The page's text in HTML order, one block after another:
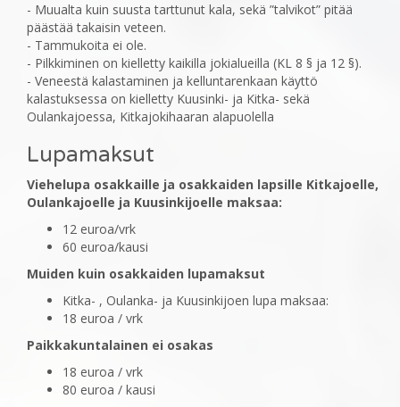
- Muualta kuin suusta tarttunut kala, sekä ”talvikot” pitää
päästää takaisin veteen.
- Tammukoita ei ole.
- Pilkkiminen on kielletty kaikilla jokialueilla (KL 8 § ja 12 §).
- Veneestä kalastaminen ja kelluntarenkaan käyttö
kalastuksessa on kielletty Kuusinki- ja Kitka- sekä
Oulankajoessa, Kitkajokihaaran alapuolella
Lupamaksut
Viehelupa osakkaille ja osakkaiden lapsille Kitkajoelle,
Oulankajoelle ja Kuusinkijoelle maksaa:
12 euroa/vrk
60 euroa/kausi
Muiden kuin osakkaiden lupamaksut
Kitka- , Oulanka- ja Kuusinkijoen lupa maksaa:
18 euroa / vrk
Paikkakuntalainen ei osakas
18 euroa / vrk
80 euroa / kausi